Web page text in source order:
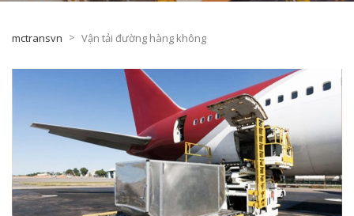
mctransvn > Vận tải đường hàng không